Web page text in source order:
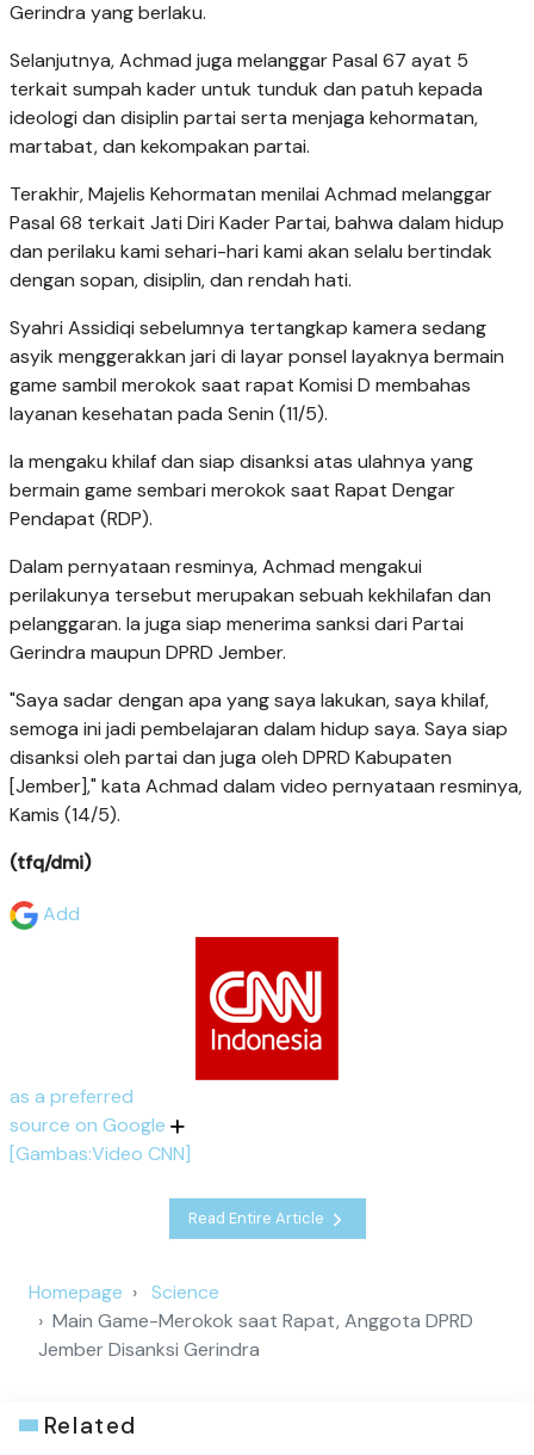
Gerindra yang berlaku.
Selanjutnya, Achmad juga melanggar Pasal 67 ayat 5
terkait sumpah kader untuk tunduk dan patuh kepada
ideologi dan disiplin partai serta menjaga kehormatan,
martabat, dan kekompakan partai.
Terakhir, Majelis Kehormatan menilai Achmad melanggar
Pasal 68 terkait Jati Diri Kader Partai, bahwa dalam hidup
dan perilaku kami sehari-hari kami akan selalu bertindak
dengan sopan, disiplin, dan rendah hati.
Syahri Assidiqi sebelumnya tertangkap kamera sedang
asyik menggerakkan jari di layar ponsel layaknya bermain
game sambil merokok saat rapat Komisi D membahas
layanan kesehatan pada Senin (11/5).
Ia mengaku khilaf dan siap disanksi atas ulahnya yang
bermain game sembari merokok saat Rapat Dengar
Pendapat (RDP).
Dalam pernyataan resminya, Achmad mengakui
perilakunya tersebut merupakan sebuah kekhilafan dan
pelanggaran. Ia juga siap menerima sanksi dari Partai
Gerindra maupun DPRD Jember.
"Saya sadar dengan apa yang saya lakukan, saya khilaf,
semoga ini jadi pembelajaran dalam hidup saya. Saya siap
disanksi oleh partai dan juga oleh DPRD Kabupaten
[Jember]," kata Achmad dalam video pernyataan resminya,
Kamis (14/5).
(tfq/dmi)
Add
as a preferred
source on Google
[Gambas:Video CNN]
Read Entire Article
Homepage
Science
Main Game-Merokok saat Rapat, Anggota DPRD
Jember Disanksi Gerindra
Related